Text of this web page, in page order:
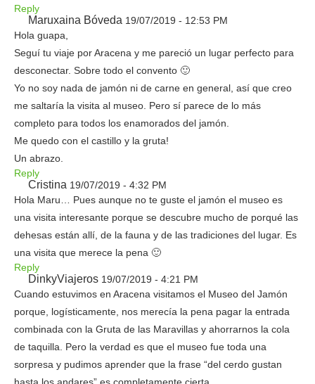
Reply
Maruxaina Bóveda 19/07/2019 - 12:53 PM
Hola guapa,
Seguí tu viaje por Aracena y me pareció un lugar perfecto para
desconectar. Sobre todo el convento 🙂
Yo no soy nada de jamón ni de carne en general, así que creo
me saltaría la visita al museo. Pero sí parece de lo más
completo para todos los enamorados del jamón.
Me quedo con el castillo y la gruta!
Un abrazo.
Reply
Cristina 19/07/2019 - 4:32 PM
Hola Maru… Pues aunque no te guste el jamón el museo es
una visita interesante porque se descubre mucho de porqué las
dehesas están allí, de la fauna y de las tradiciones del lugar. Es
una visita que merece la pena 🙂
Reply
DinkyViajeros 19/07/2019 - 4:21 PM
Cuando estuvimos en Aracena visitamos el Museo del Jamón
porque, logísticamente, nos merecía la pena pagar la entrada
combinada con la Gruta de las Maravillas y ahorrarnos la cola
de taquilla. Pero la verdad es que el museo fue toda una
sorpresa y pudimos aprender que la frase “del cerdo gustan